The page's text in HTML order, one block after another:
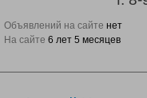
Объявлений на сайте нет
На сайте 6 лет 5 месяцев